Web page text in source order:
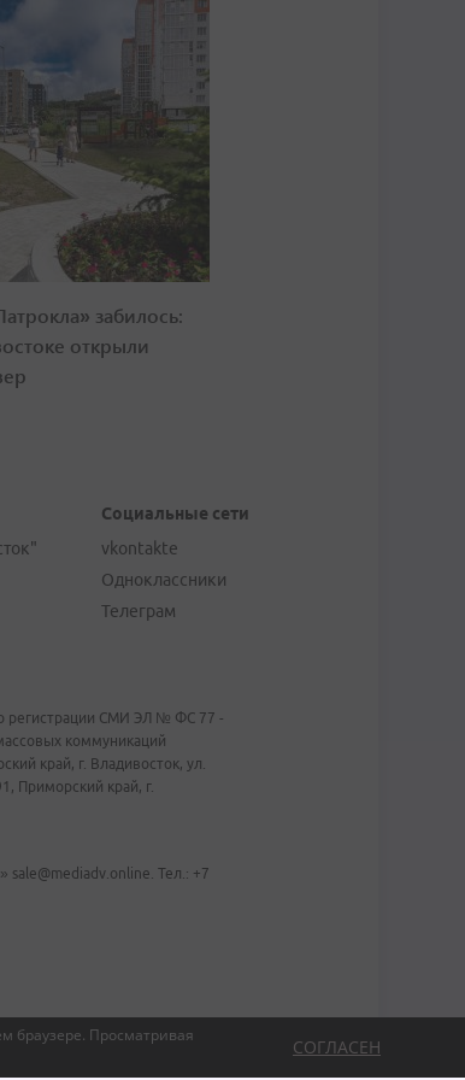
браузере. Просматривая
СОГЛАСЕН
забилось:
открыли
Социальные сети
vkontakte
Одноклассники
Телеграм
о регистрации СМИ ЭЛ № ФС 77 -
коммуникаций
край, г. Владивосток, ул.
Приморский край, г.
Тел.: +7